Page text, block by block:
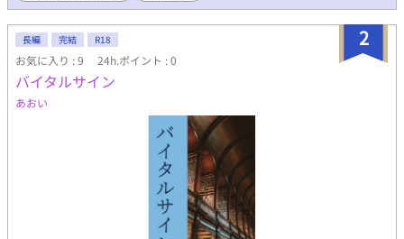
2
長編 完結 R18
お気に入り : 9 24h.ポイント : 0
バイタルサイン
あおい